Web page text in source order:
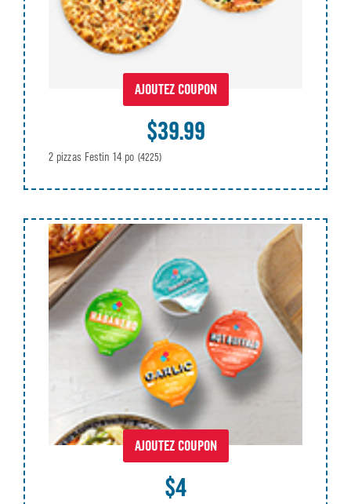
AJOUTEZ COUPON
$39.99
2 pizzas Festin 14 po (4225)
AJOUTEZ COUPON
$4